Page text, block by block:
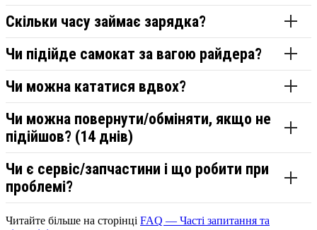
Скільки часу займає зарядка?
Чи підійде самокат за вагою райдера?
Чи можна кататися вдвох?
Чи можна повернути/обміняти, якщо не
підійшов? (14 днів)
Чи є сервіс/запчастини і що робити при
проблемі?
Читайте більше на сторінці FAQ — Часті запитання та